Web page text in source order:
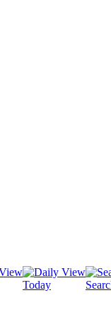
Today